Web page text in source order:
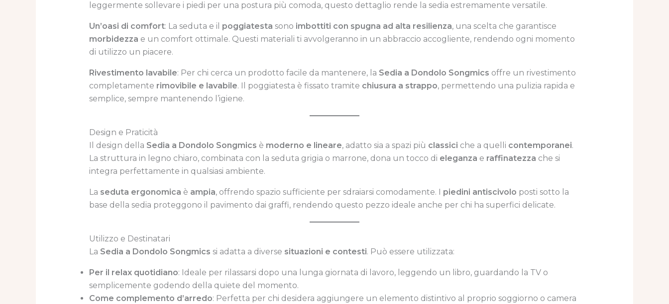
leggermente sollevare i piedi per una postura più comoda, questo dettaglio rende la sedia estremamente versatile.
Un’oasi di comfort: La seduta e il poggiatesta sono imbottiti con spugna ad alta resilienza, una scelta che garantisce
morbidezza e un comfort ottimale. Questi materiali ti avvolgeranno in un abbraccio accogliente, rendendo ogni momento
di utilizzo un piacere.
Rivestimento lavabile: Per chi cerca un prodotto facile da mantenere, la Sedia a Dondolo Songmics offre un rivestimento
completamente rimovibile e lavabile. Il poggiatesta è fissato tramite chiusura a strappo, permettendo una pulizia rapida e
semplice, sempre mantenendo l’igiene.
Design e Praticità
Il design della Sedia a Dondolo Songmics è moderno e lineare, adatto sia a spazi più classici che a quelli contemporanei.
La struttura in legno chiaro, combinata con la seduta grigia o marrone, dona un tocco di eleganza e raffinatezza che si
integra perfettamente in qualsiasi ambiente.
La seduta ergonomica è ampia, offrendo spazio sufficiente per sdraiarsi comodamente. I piedini antiscivolo posti sotto la
base della sedia proteggono il pavimento dai graffi, rendendo questo pezzo ideale anche per chi ha superfici delicate.
Utilizzo e Destinatari
La Sedia a Dondolo Songmics si adatta a diverse situazioni e contesti. Può essere utilizzata:
Per il relax quotidiano: Ideale per rilassarsi dopo una lunga giornata di lavoro, leggendo un libro, guardando la TV o
semplicemente godendo della quiete del momento.
Come complemento d’arredo: Perfetta per chi desidera aggiungere un elemento distintivo al proprio soggiorno o camera